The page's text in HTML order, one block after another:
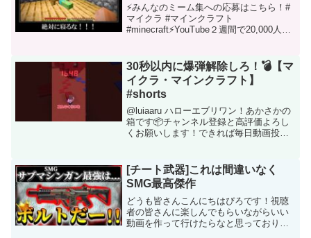
⚡みんなのミーム集への応募はこちら！#
マイクラ #マインクラフト
#minecraft⚡YouTube２週間で20,000人突
はチャンネル概要へ■お仕事依頼はツイッ
タ...
30秒以内に爆弾解除しろ！💣【マ
イクラ・マインクラフト】
#shorts
@luiaaru ハローエブリワン！あかさかの
箱です📦チャンネル登録と高評価よろし
くお願いします！できれば毎日動画投稿!!
ー・プレゼントの送り先はこ...
[チート武器]これは間違いなく
SMG最高傑作
どうも皆さんこんにちはぴろです！視聴
者の皆さんに楽しんでもらいながらいい
動画を作って行けたらなと思っておりま